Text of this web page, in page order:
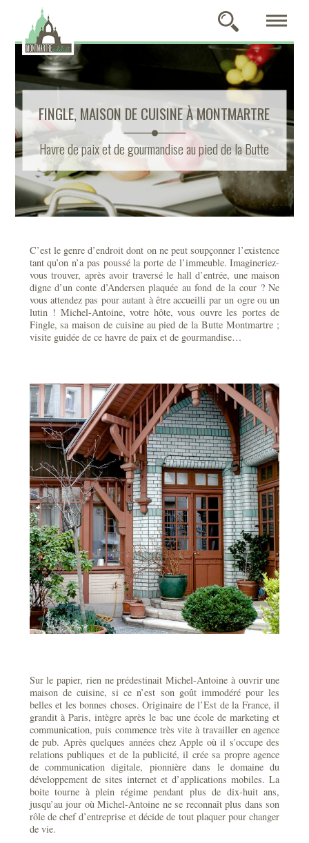
FINGLE, MAISON DE CUISINE À MONTMARTRE
Havre de paix et de gourmandise au pied de la Butte
C’est le genre d’endroit dont on ne peut soupçonner l’existence
tant qu’on n’a pas poussé la porte de l’immeuble. Imagineriez-
vous trouver, après avoir traversé le hall d’entrée, une maison
digne d’un conte d’Andersen plaquée au fond de la cour ? Ne
vous attendez pas pour autant à être accueilli par un ogre ou un
lutin ! Michel-Antoine, votre hôte, vous ouvre les portes de
Fingle, sa maison de cuisine au pied de la Butte Montmartre ;
visite guidée de ce havre de paix et de gourmandise…
Sur le papier, rien ne prédestinait Michel-Antoine à ouvrir une
maison de cuisine, si ce n’est son goût immodéré pour les
belles et les bonnes choses. Originaire de l’Est de la France, il
grandit à Paris, intègre après le bac une école de marketing et
communication, puis commence très vite à travailler en agence
de pub. Après quelques années chez Apple où il s’occupe des
relations publiques et de la publicité, il crée sa propre agence
de communication digitale, pionnière dans le domaine du
développement de sites internet et d’applications mobiles. La
boite tourne à plein régime pendant plus de dix-huit ans,
jusqu’au jour où Michel-Antoine ne se reconnaît plus dans son
rôle de chef d’entreprise et décide de tout plaquer pour changer
de vie.